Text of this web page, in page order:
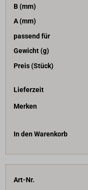
B (mm)
A (mm)
passend für
Gewicht (g)
Preis (Stück)
Lieferzeit
Merken
In den Warenkorb
Art-Nr.